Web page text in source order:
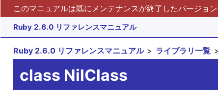
このマニュアルは既にメンテナンスが終了したバージョ
Ruby 2.6.0 リファレンスマニュアル
Ruby 2.6.0 リファレンスマニュアル ライブラリ一覧
class NilClass